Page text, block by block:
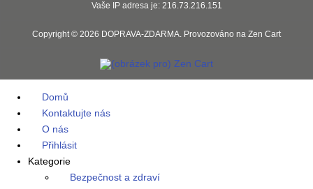
Vaše IP adresa je: 216.73.216.151
Copyright © 2026 DOPRAVA-ZDARMA . Provozováno na Zen Cart
Domů
Kontaktujte nás
O nás
Přihlásit
Kategorie
Bezpečnost a zdraví